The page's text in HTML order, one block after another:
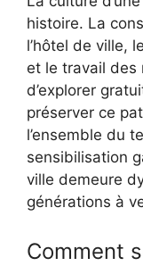
histoire. La
l’hôtel de ville,
et le travail des
d’explorer
préserver ce
l’ensemble du
sensibilisation
ville demeure
générations à
Comment